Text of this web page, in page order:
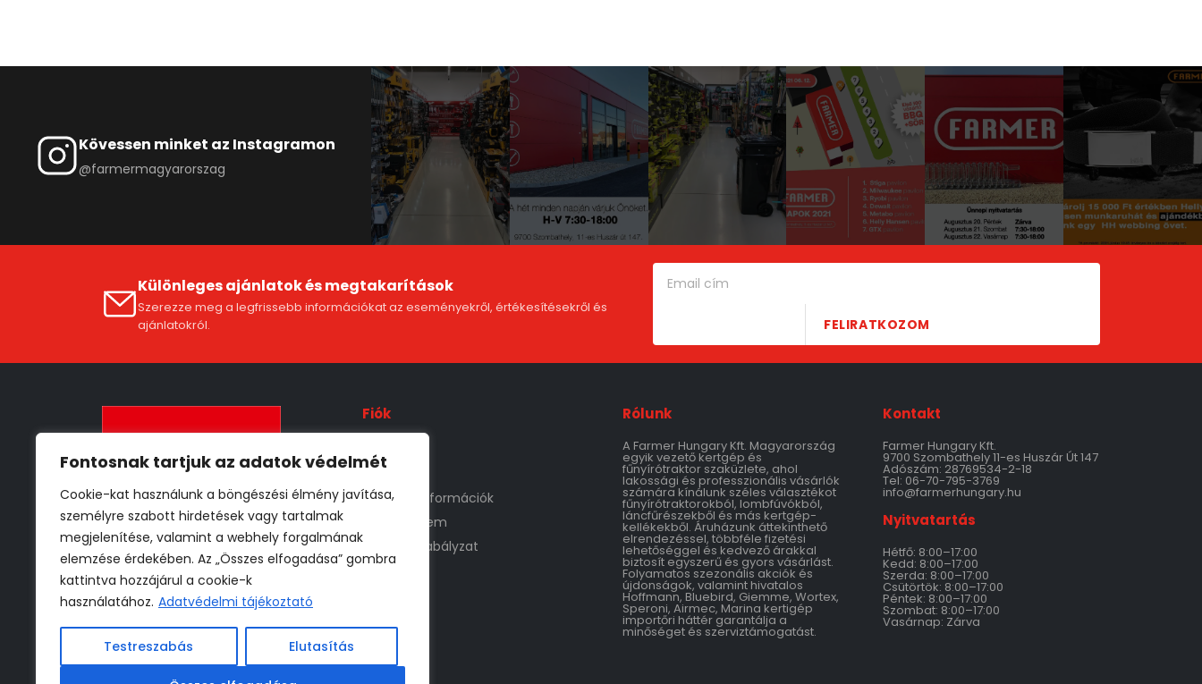
Fontosnak tartjuk az adatok védelmét
Cookie-kat használunk a böngészési élmény javítása,
személyre szabott hirdetések vagy tartalmak
megjelenítése, valamint a webhely forgalmának
elemzése érdekében. Az „Összes elfogadása” gombra
kattintva hozzájárul a cookie-k
használatához. Adatvédelmi tájékoztató
Testreszabás Elutasítás
Kövessen minket az Instagramon
@farmermagyarorszag
Különleges ajánlatok és megtakarítások
Szerezze meg a legfrissebb információkat az eseményekről, értékesítésekről és
ajánlatokról.
FELIRATKOZOM
** Részletekről az ÁSZF-ben
tájékozódhat
Fiók
Fiókom
Szállítási információk
Adatvédelem
Visszáruszabályzat
Rólunk
A Farmer Hungary Kft. Magyarország
egyik vezető kertgép és
fűnyírótraktor szaküzlete, ahol
lakossági és professzionális vásárlók
számára kínálunk széles választékot
fűnyírótraktorokból, lombfúvókból,
láncfűrészekből és más kertgép-
kellékekből. Áruházunk áttekinthető
elrendezéssel, többféle fizetési
lehetőséggel és kedvező árakkal
biztosít egyszerű és gyors vásárlást.
Folyamatos szezonális akciók és
újdonságok, valamint hivatalos
Hoffmann, Bluebird, Giemme, Wortex,
Speroni, Airmec, Marina kertigép
importőri háttér garantálja a
minőséget és szerviztámogatást.
Kontakt
Farmer Hungary Kft.
9700 Szombathely 11-es Huszár Út 147
Adószám: 28769534-2-18
Tel: 06-70-795-3769
info@farmerhungary.hu
Nyitvatartás
Hétfő: 8:00–17:00
Kedd: 8:00–17:00
Szerda: 8:00–17:00
Csütörtök: 8:00–17:00
Péntek: 8:00–17:00
Szombat: 8:00–17:00
Vasárnap: Zárva